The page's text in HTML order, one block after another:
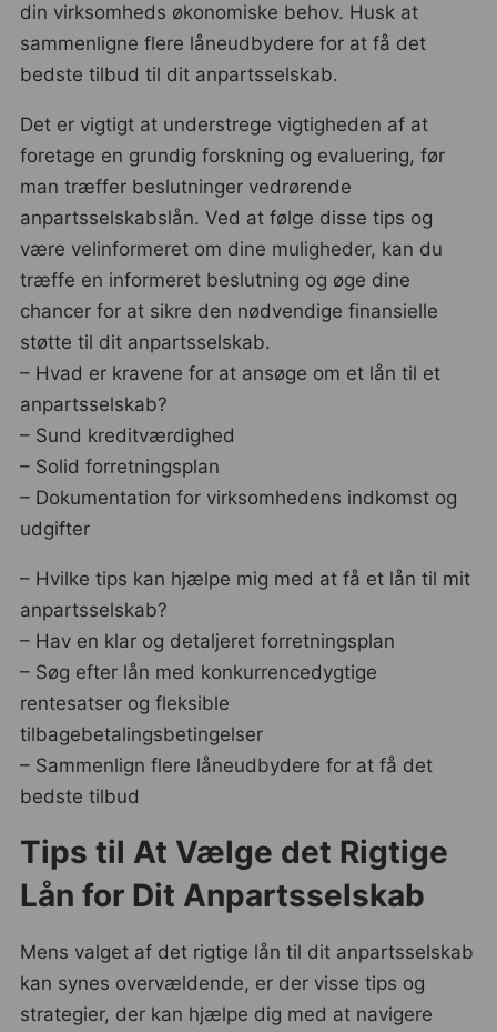
din virksomheds økonomiske behov. Husk at
sammenligne flere låneudbydere for at få det
bedste tilbud til dit anpartsselskab.
Det er vigtigt at understrege vigtigheden af at
foretage en grundig forskning og evaluering, før
man træffer beslutninger vedrørende
anpartsselskabslån. Ved at følge disse tips og
være velinformeret om dine muligheder, kan du
træffe en informeret beslutning og øge dine
chancer for at sikre den nødvendige finansielle
støtte til dit anpartsselskab.
– Hvad er kravene for at ansøge om et lån til et
anpartsselskab?
– Sund kreditværdighed
– Solid forretningsplan
– Dokumentation for virksomhedens indkomst og
udgifter
– Hvilke tips kan hjælpe mig med at få et lån til mit
anpartsselskab?
– Hav en klar og detaljeret forretningsplan
– Søg efter lån med konkurrencedygtige
rentesatser og fleksible
tilbagebetalingsbetingelser
– Sammenlign flere låneudbydere for at få det
bedste tilbud
Tips til At Vælge det Rigtige
Lån for Dit Anpartsselskab
Mens valget af det rigtige lån til dit anpartsselskab
kan synes overvældende, er der visse tips og
strategier, der kan hjælpe dig med at navigere